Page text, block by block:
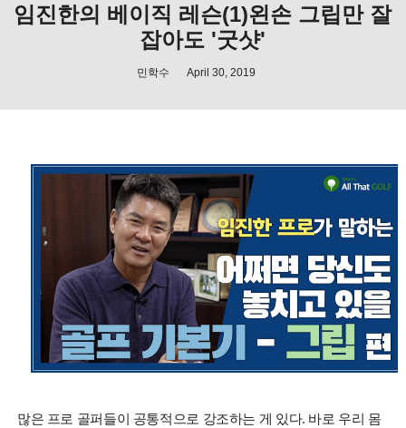
임진한의 베이직 레슨(1)왼손 그립만 잘
잡아도 '굿샷'
민학수 April 30, 2019
많은 프로 골퍼들이 공통적으로 강조하는 게 있다. 바로 우리 몸